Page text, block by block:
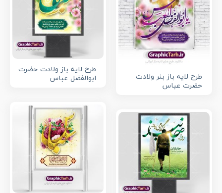
طرح لایه باز بنر ولادت
حضرت عباس
طرح لایه باز ولادت حضرت
ابوالفضل عباس